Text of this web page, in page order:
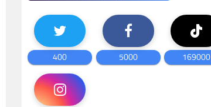
400 5000 169000